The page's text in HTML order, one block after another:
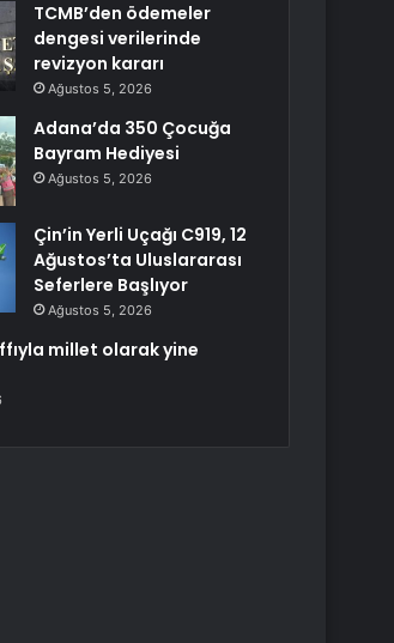
TCMB’den ödemeler
dengesi verilerinde
revizyon kararı
Ağustos 5, 2026
Adana’da 350 Çocuğa
Bayram Hediyesi
Ağustos 5, 2026
Çin’in Yerli Uçağı C919, 12
Ağustos’ta Uluslararası
Seferlere Başlıyor
Ağustos 5, 2026
millet olarak yine